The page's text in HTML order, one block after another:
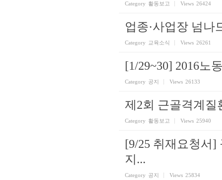
Category 활동보고 Views 26424
업종·사업장 넘나
Category 교육소식 Views 26261
[1/29~30] 2016노
Category 공지 Views 26133
제2회 근골격계질
Category 활동보고 Views 25940
[9/25 취재요청서]
지...
Category 공지 Views 25834